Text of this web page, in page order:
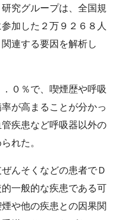
究グループは、全国規
加した２万９２６８人
連する要因を解析し
０％で、喫煙歴や呼吸
が高まることが分かっ
疾患など呼吸器以外の
れた。
んそくなどの患者でＤ
一般的な疾患である可
や他の疾患との因果関